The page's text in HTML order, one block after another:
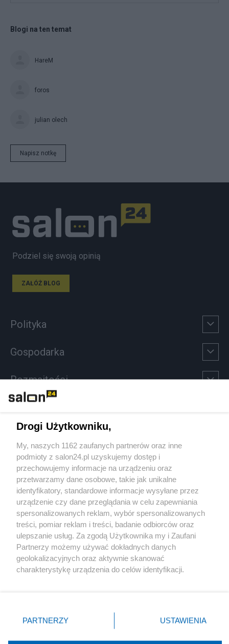
Blogi na ten temat
HareM
foros
julian olech
Napisz notkę
Podziel się swoją opinią
ZAŁÓŻ BLOG
Polityka
Gospodarka
Rozmaitości
Sport
Społeczeństwo
Kultura
X Facebook Instagram Youtube
Drogi Użytkowniku,
My, naszych 1162 zaufanych partnerów oraz inne
podmioty z salon24.pl uzyskujemy dostęp i
przechowujemy informacje na urządzeniu oraz
przetwarzamy dane osobowe, takie jak unikalne
identyfikatory, standardowe informacje wysyłane przez
urządzenie czy dane przeglądania w celu zapewniania
spersonalizowanych reklam, wybór spersonalizowanych
treści, pomiar reklam i treści, badanie odbiorców oraz
ulepszanie usług. Za zgodą Użytkownika my i Zaufani
Partnerzy możemy używać dokładnych danych
geolokalizacyjnych oraz aktywnie skanować
charakterystykę urządzenia do celów identyfikacji.
zmienić/wycofać klikając przycisk ustawień prywatności
znajdujący się w lewym dolnym rogu strony
rodzaje przetwarzania danych nie wymagają zgody
PARTNERZY USTAWIENIA